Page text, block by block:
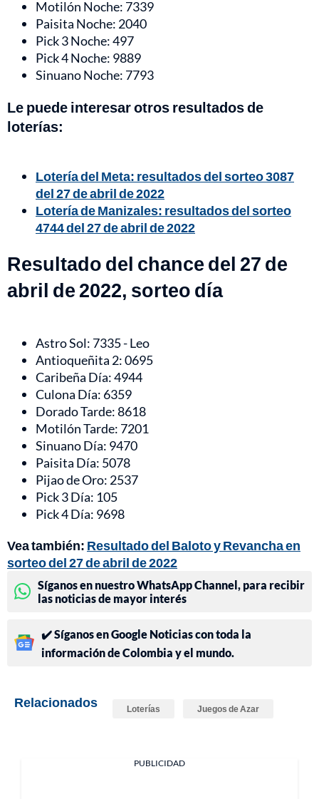
Motilón Noche: 7339
Paisita Noche: 2040
Pick 3 Noche: 497
Pick 4 Noche: 9889
Sinuano Noche: 7793
Le puede interesar otros resultados de
loterías:
Lotería del Meta: resultados del sorteo 3087
del 27 de abril de 2022
Lotería de Manizales: resultados del sorteo
4744 del 27 de abril de 2022
Resultado del chance del 27 de
abril de 2022, sorteo día
Astro Sol: 7335 - Leo
Antioqueñita 2: 0695
Caribeña Día: 4944
Culona Día: 6359
Dorado Tarde: 8618
Motilón Tarde: 7201
Sinuano Día: 9470
Paisita Día: 5078
Pijao de Oro: 2537
Pick 3 Día: 105
Pick 4 Día: 9698
Vea también: Resultado del Baloto y Revancha en
sorteo del 27 de abril de 2022
Síganos en nuestro WhatsApp Channel, para recibir
las noticias de mayor interés
✔️ Síganos en Google Noticias con toda la
información de Colombia y el mundo.
Relacionados Loterías Juegos de Azar
PUBLICIDAD